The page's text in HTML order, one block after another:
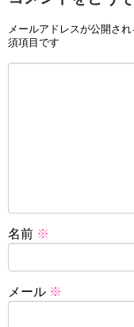
メールアドレスが公開され
須項目です
名前 ※
メール ※